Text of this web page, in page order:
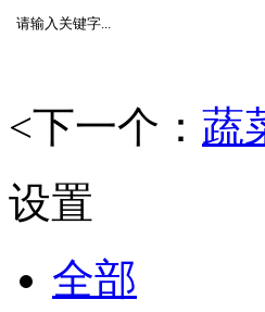
<下一个： 蔬
设置
全部